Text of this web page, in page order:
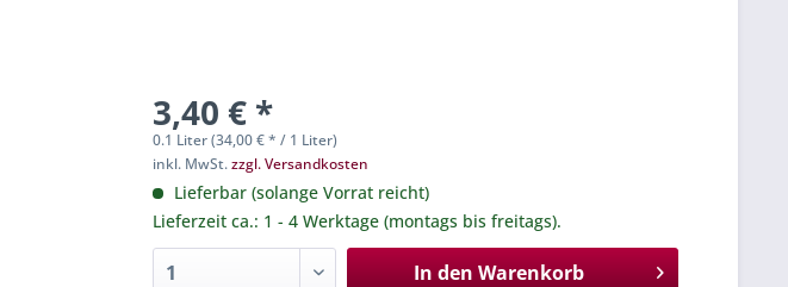
3,40 € *
0.1 Liter (34,00 € * / 1 Liter)
inkl. MwSt.zzgl. Versandkosten
Lieferbar (solange Vorrat reicht)
Lieferzeit ca.: 1 - 4 Werktage (montags bis freitags).
In den Warenkorb